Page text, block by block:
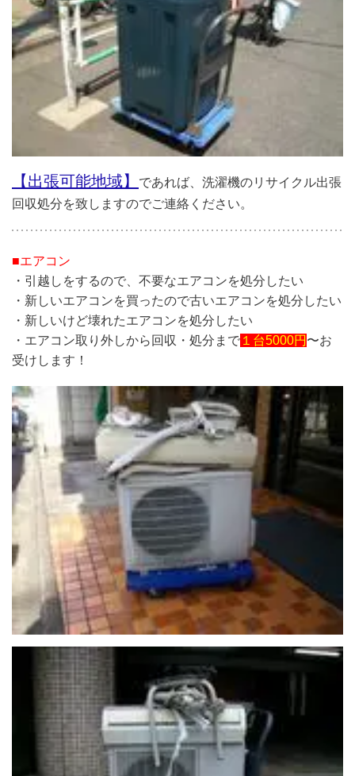
【出張可能地域】
であれば、洗濯機のリサイクル出張
回収処分を致しますのでご連絡ください。
■エアコン
・引越しをするので、不要なエアコンを処分したい
・新しいエアコンを買ったので古いエアコンを処分したい
・新しいけど壊れたエアコンを処分したい
・エアコン取り外しから回収・処分まで １台5000円 〜お
受けします！